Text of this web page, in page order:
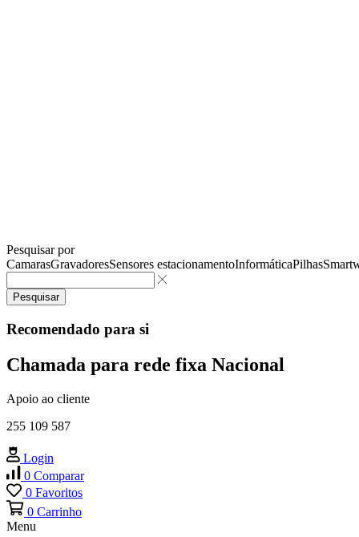
Pesquisar por
CamarasGravadoresSensores estacionamentoInformáticaPilhas
Pesquisar
Recomendado para si
Chamada para rede fixa Nacional
Apoio ao cliente
255 109 587
Login
0 Comparar
0 Favoritos
0 Carrinho
Menu